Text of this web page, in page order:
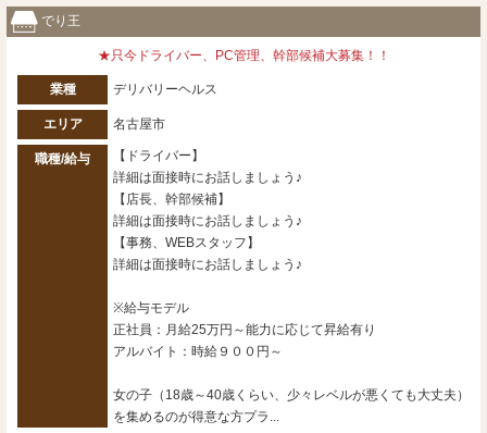
でり王
★只今ドライバー、PC管理、幹部候補大募集！！
業種 デリバリーヘルス
エリア 名古屋市
職種/給与
【ドライバー】
詳細は面接時にお話しましょう♪
【店長、幹部候補】
詳細は面接時にお話しましょう♪
【事務、WEBスタッフ】
詳細は面接時にお話しましょう♪
※給与モデル
正社員：月給25万円～能力に応じて昇給有り
アルバイト：時給９００円～
女の子（18歳～40歳くらい、少々レベルが悪くても大丈夫）
を集めるのが得意な方プラ...